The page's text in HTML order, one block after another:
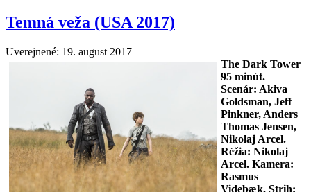
Temná veža (USA 2017)
Uverejnené: 19. august 2017
The Dark Tower
95 minút.
Scenár: Akiva
Goldsman, Jeff
Pinkner, Anders
Thomas Jensen,
Nikolaj Arcel.
Réžia: Nikolaj
Arcel. Kamera:
Rasmus
Videbæk. Strih: